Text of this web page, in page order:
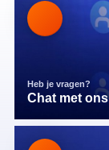
Heb je vragen?
Chat met ons